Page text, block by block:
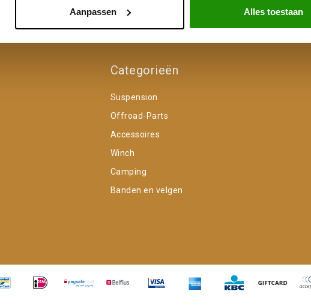
Aanpassen Alles toestaan
na verkoop Advies van specialisten Verzending door
Categorieën
Suspension
Offroad-Parts
Accessoires
Winch
Camping
Banden en velgen